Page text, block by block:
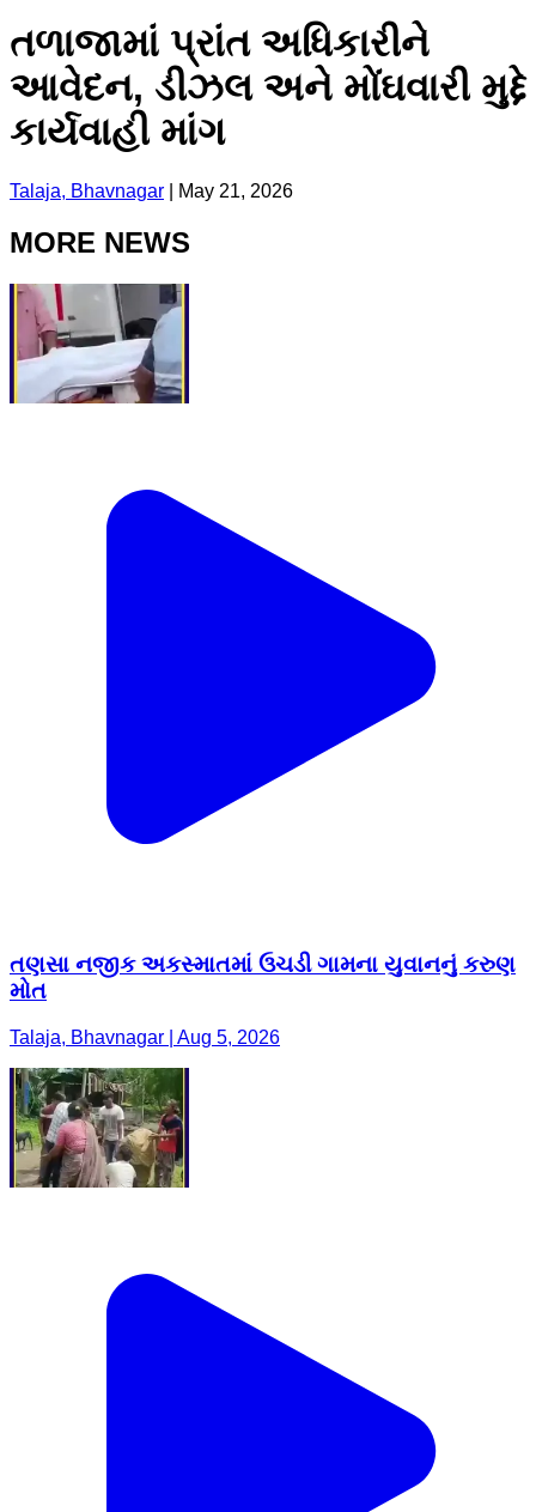
તળાજામાં પ્રાંત અધિકારીને
આવેદન, ડીઝલ અને મોંઘવારી મુદ્દે
કાર્યવાહી માંગ
Talaja, Bhavnagar May 21, 2026
MORE NEWS
તણસા નજીક અકસ્માતમાં ઉચડી ગામના યુવાનનું કરુણ
મોત
Talaja, Bhavnagar | Aug 5, 2026